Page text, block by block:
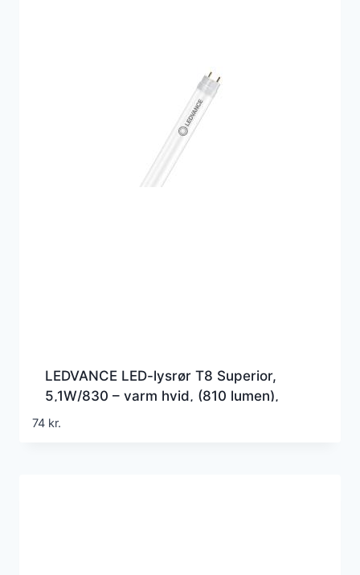
LEDVANCE LED-lysrør T8 Superior,
5,1W/830 – varm hvid, (810 lumen),
438mm, G5 (Erstatter 15w), EM+230v
74 kr.